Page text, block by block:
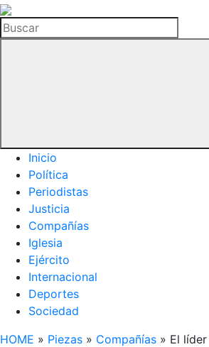
La
Hemeroteca
del
Buscar
Inicio
Política
Periodistas
Justicia
Compañías
Iglesia
Ejército
Internacional
Deportes
Sociedad
HOME » Piezas » Compañías » El líder